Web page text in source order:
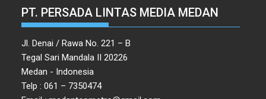
PT. PERSADA LINTAS MEDIA MEDAN
Jl. Denai / Rawa No. 221 – B
Tegal Sari Mandala II 20226
Medan - Indonesia
Telp : 061 – 7350474